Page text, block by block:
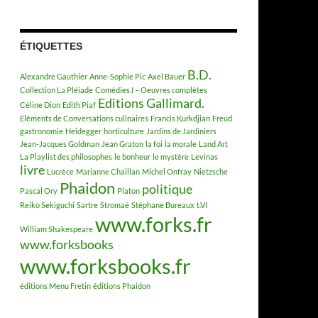
ÉTIQUETTES
Alexandre Gauthier Anne-Sophie Pic Axel Bauer B.D.
Collection La Pléiade Comédies.I – Oeuvres complètes
Céline Dion Edith Piaf Editions Gallimard.
Eléments de Conversations culinaires Francis Kurkdjian Freud
gastronomie Heidegger horticulture Jardins de Jardiniers
Jean-Jacques Goldman Jean Graton la foi la morale Land Art
La Playlist des philosophes le bonheur le mystère Levinas
livre Lucrèce Marianne Chaillan Michel Onfray Nietzsche
Pascal Ory Phaidon Platon politique
Reiko Sekiguchi Sartre Stromaë Stéphane Bureaux t.VI
William Shakespeare www.forks.fr
www.forksbooks
www.forksbooks.fr
éditions Menu Fretin éditions Phaidon